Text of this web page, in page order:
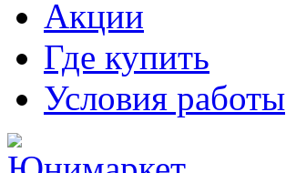
Акции
Где купить
Условия работы